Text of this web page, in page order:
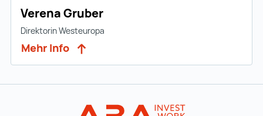
Verena Gruber
Direktorin Westeuropa
Mehr Info